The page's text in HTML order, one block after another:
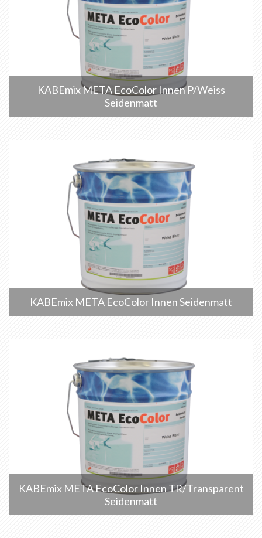
KABEmix META EcoColor Innen P/Weiss
Seidenmatt
KABEmix META EcoColor Innen Seidenmatt
KABEmix META EcoColor Innen TR/Transparent
Seidenmatt